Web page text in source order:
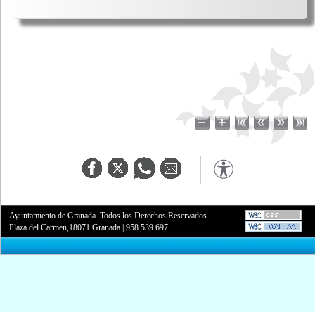
Ayuntamiento de Granada. Todos los Derechos Reservados.
Plaza del Carmen,18071 Granada |958 539 697